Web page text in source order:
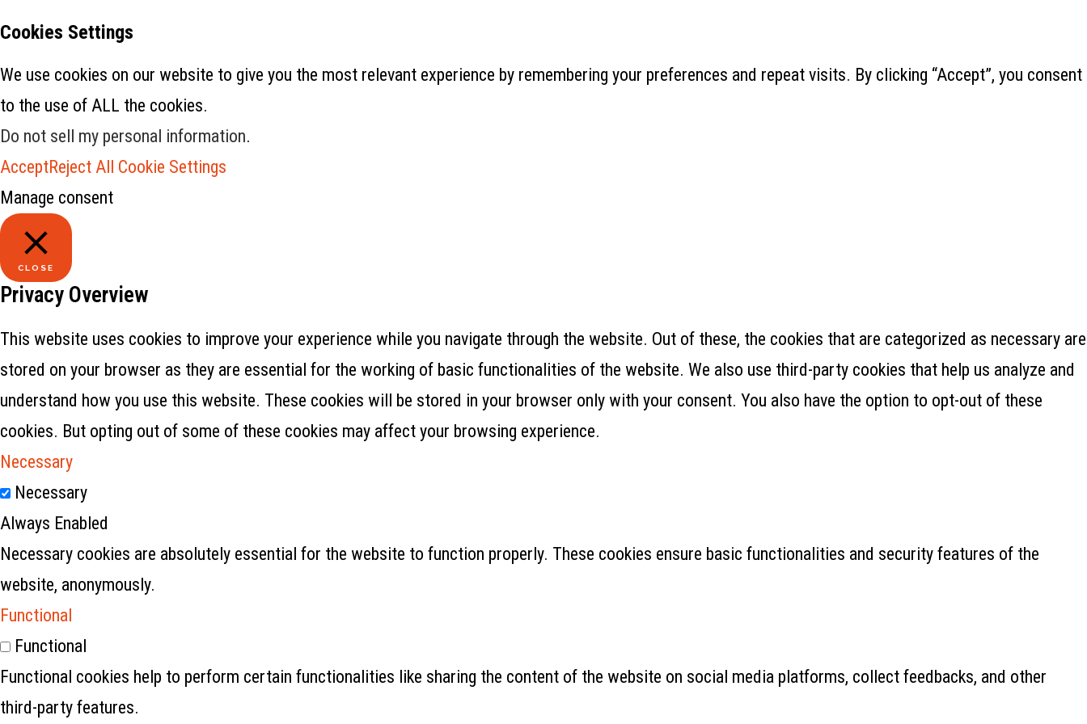
Cookies Settings
We use cookies on our website to give you the most relevant experience by remembering your preferences and repeat visits. By clicking “Accept”, you consent
to the use of ALL the cookies.
Do not sell my personal information.
AcceptReject All Cookie Settings
Manage consent
CLOSE
Privacy Overview
This website uses cookies to improve your experience while you navigate through the website. Out of these, the cookies that are categorized as necessary are
stored on your browser as they are essential for the working of basic functionalities of the website. We also use third-party cookies that help us analyze and
understand how you use this website. These cookies will be stored in your browser only with your consent. You also have the option to opt-out of these
cookies. But opting out of some of these cookies may affect your browsing experience.
Necessary
Necessary
Always Enabled
Necessary cookies are absolutely essential for the website to function properly. These cookies ensure basic functionalities and security features of the
website, anonymously.
Functional
Functional
Functional cookies help to perform certain functionalities like sharing the content of the website on social media platforms, collect feedbacks, and other
third-party features.